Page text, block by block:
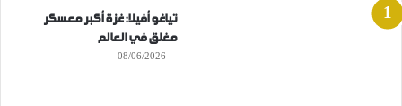
تياغو أفيلا: غزة أكبر معسكر
مغلق في العالم
08/06/2026